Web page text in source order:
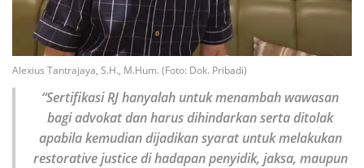
Alexius Tantrajaya, S.H., M.Hum. (Foto: Dok. Pribadi)
“Sertifikasi RJ hanyalah untuk menambah wawasan
bagi advokat dan harus dihindarkan serta ditolak
apabila kemudian dijadikan syarat untuk melakukan
restorative justice di hadapan penyidik, jaksa, maupun